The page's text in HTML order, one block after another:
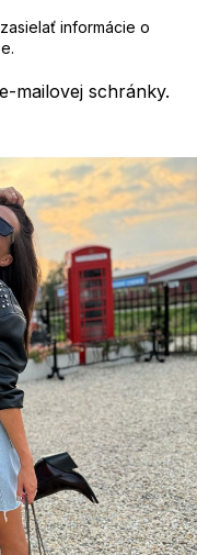
mailovej schránky.
informácie o